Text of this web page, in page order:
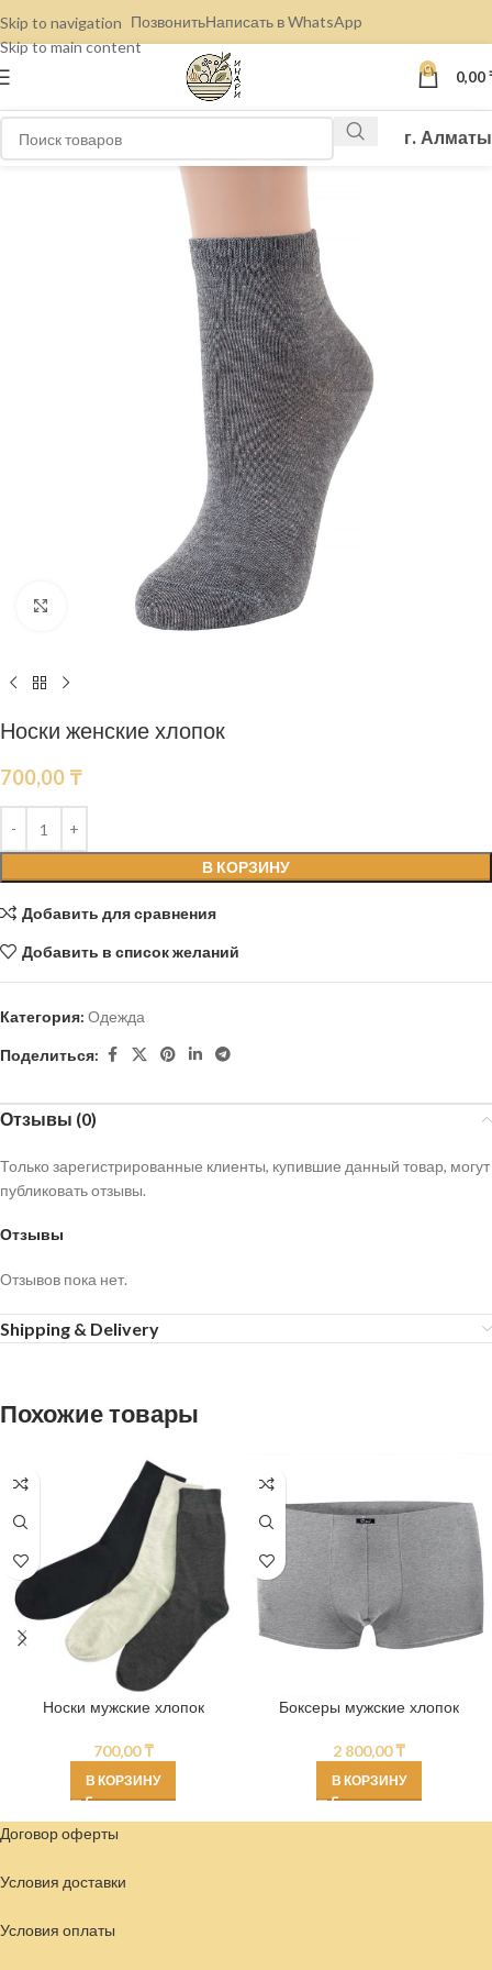
Skip to navigation
Skip to main content
ПозвонитьНаписать в WhatsApp
0 0,00
г. Алматы
Нажмите, чтобы увеличить
Носки женские хлопок
700,00 ₸
В КОРЗИНУ
Добавить для сравнения
Добавить в список желаний
Категория: Одежда
Поделиться:
Отзывы (0)
Отзывы
Отзывов пока нет.
Только зарегистрированные клиенты, купившие данный товар, могут
публиковать отзывы.
Shipping & Delivery
Похожие товары
Носки мужские хлопок
700,00₸
В КОРЗИНУ
Боксеры мужские хлопок
2 800,00₸
В КОРЗИНУ
Договор оферты
Условия доставки
Условия оплаты